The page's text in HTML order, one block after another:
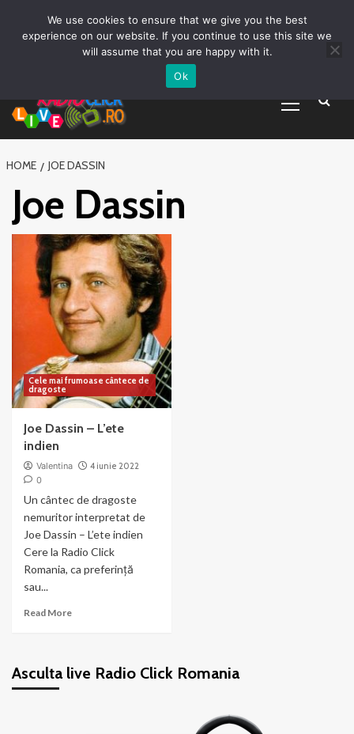
Promovare Artisti noi
Vrei sa fii DJ?
Menu
HOME JOE DASSIN
Joe Dassin
Cele mai frumoase cântece de
dragoste
Joe Dassin – L’ete
indien
Valentina
4 iunie 2022
0
Un cântec de dragoste
nemuritor interpretat de
Joe Dassin – L’ete indien
Cere la Radio Click
Romania, ca preferință
sau...
Read MoreRead
Dassin
Asculta live Radio Click Romania
We use cookies to ensure that we give you the best
experience on our website. If you continue to use this site we
will assume that you are happy with it.
Ok